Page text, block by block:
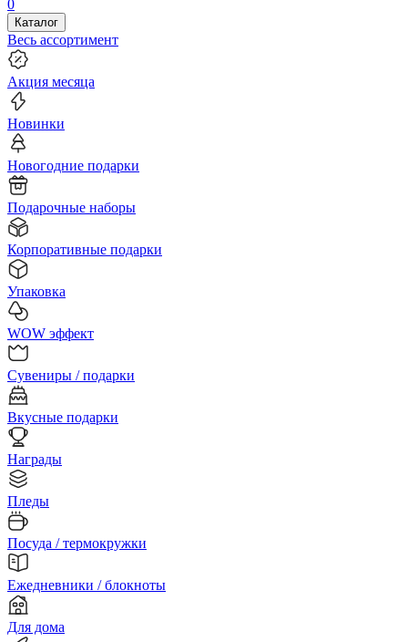
0
Каталог
Весь ассортимент
Акция месяца
Новинки
Новогодние подарки
Подарочные наборы
Корпоративные подарки
Упаковка
WOW эффект
Сувениры / подарки
Вкусные подарки
Награды
Пледы
Посуда / термокружки
Ежедневники / блокноты
Для дома